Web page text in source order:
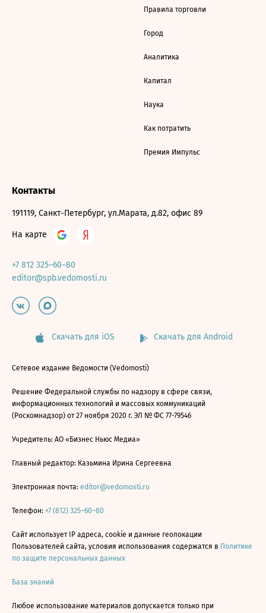
Правила торговли
Город
Аналитика
Капитал
Наука
Как потратить
Премия Импульс
Контакты
191119, Санкт-Петербург, ул.Марата, д.82, офис 89
На карте
+7 812 325–60–80
editor@spb.vedomosti.ru
Скачать для iOS Скачать для Android
Сетевое издание Ведомости (Vedomosti)
Решение Федеральной службы по надзору в сфере связи,
информационных технологий и массовых коммуникаций
(Роскомнадзор) от 27 ноября 2020 г. ЭЛ № ФС 77-79546
Учредитель: АО «Бизнес Ньюс Медиа»
Главный редактор: Казьмина Ирина Сергеевна
Электронная почта: editor@vedomosti.ru
Телефон: +7 (812) 325–60–80
Сайт использует IP адреса, cookie и данные геолокации
Пользователей сайта, условия использования содержатся в Политике
по защите персональных данных
База знаний
Любое использование материалов допускается только при